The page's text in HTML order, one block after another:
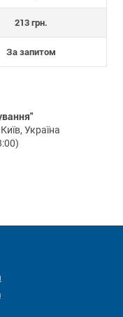
213 грн.
За запитом
Україна